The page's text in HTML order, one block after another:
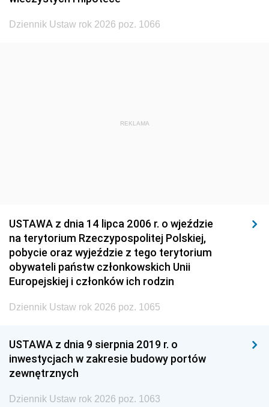
Dziennik Ustaw rok 2026 poz. 1066
REKLAMA
USTAWA z dnia 14 lipca 2006 r. o wjeździe
na terytorium Rzeczypospolitej Polskiej,
pobycie oraz wyjeździe z tego terytorium
obywateli państw członkowskich Unii
Europejskiej i członków ich rodzin
Dziennik Ustaw rok 2026 poz. 1065
USTAWA z dnia 9 sierpnia 2019 r. o
inwestycjach w zakresie budowy portów
zewnętrznych
Dziennik Ustaw rok 2026 poz. 1063